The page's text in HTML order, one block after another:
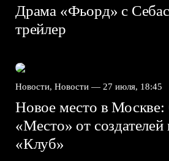
Драма «Фьорд» с
трейлер
Новости, Новости — 27 июля, 18:45
Новое место в Москве:
«Место» от создателей
«Клуб»